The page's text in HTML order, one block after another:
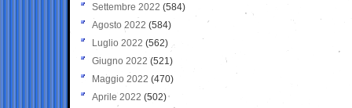
Settembre 2022 (584)
Agosto 2022 (584)
Luglio 2022 (562)
Giugno 2022 (521)
Maggio 2022 (470)
Aprile 2022 (502)